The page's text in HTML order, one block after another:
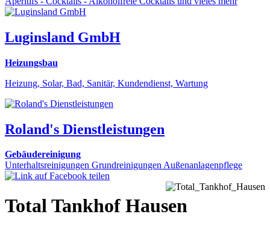
Luginsland GmbH
Heizungsbau
Heizung, Solar, Bad, Sanitär, Kundendienst, Wartung
Roland's Dienstleistungen
Gebäudereinigung
Unterhaltsreinigungen Grundreinigungen Außenanlagenpflege
Total Tankhof Hausen